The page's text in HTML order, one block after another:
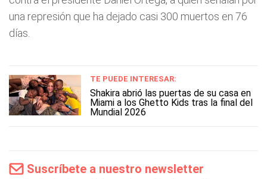
una represión que ha dejado casi 300 muertos en 76
días.
TE PUEDE INTERESAR:
Shakira abrió las puertas de su casa en
Miami a los Ghetto Kids tras la final del
Mundial 2026
Suscríbete a nuestro newsletter